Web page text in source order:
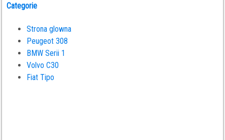
Categorie
Strona glowna
Peugeot 308
BMW Serii 1
Volvo C30
Fiat Tipo